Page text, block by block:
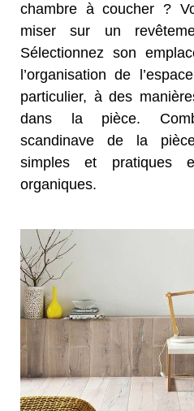
chambre à coucher ?
miser sur un
Sélectionnez son
l’organisation de
particulier, à des
dans la pièce.
scandinave de la
simples et pratiques
organiques.